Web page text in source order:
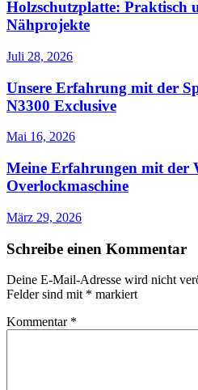
Holzschutzplatte: Praktisch
Nähprojekte
Juli 28, 2026
Unsere Erfahrung mit der
N3300 Exclusive
Mai 16, 2026
Meine Erfahrungen mit der
Overlockmaschine
März 29, 2026
Schreibe einen Kommentar
Deine E-Mail-Adresse wird nicht
Felder sind mit * markiert
Kommentar *